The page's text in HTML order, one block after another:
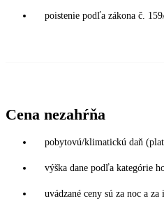
poistenie podľa zákona č.
Cena nezahŕňa
pobytovú/klimatickú daň
výška dane podľa kategórie
uvádzané ceny sú za noc a za